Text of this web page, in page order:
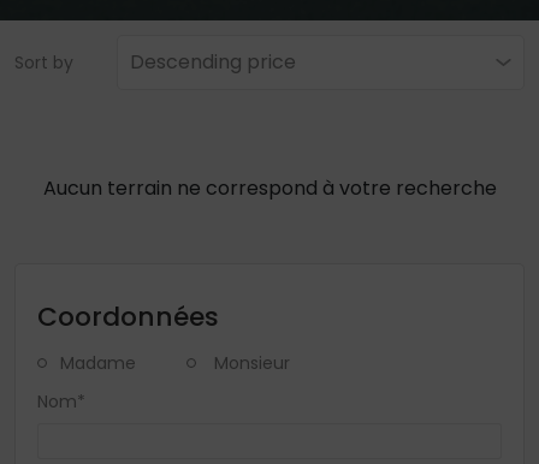
Sort by Descending price
Aucun terrain ne correspond à votre recherche
Coordonnées
Madame
Monsieur
Nom*